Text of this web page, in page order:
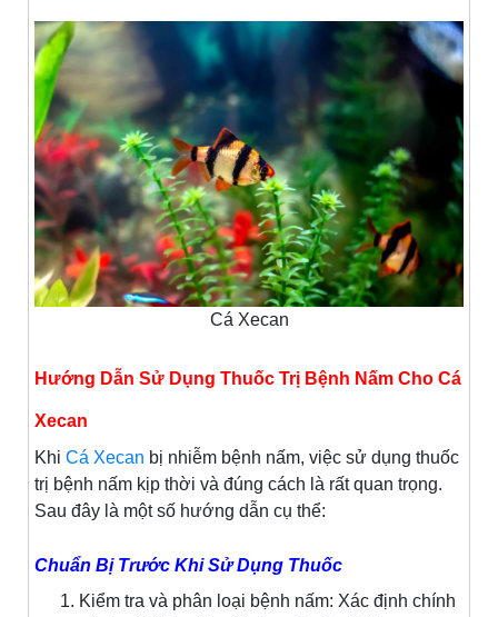
Cá Xecan
Hướng Dẫn Sử Dụng Thuốc Trị Bệnh Nấm Cho Cá
Xecan
Khi Cá Xecan bị nhiễm bệnh nấm, việc sử dụng thuốc
trị bệnh nấm kịp thời và đúng cách là rất quan trọng.
Sau đây là một số hướng dẫn cụ thể:
Chuẩn Bị Trước Khi Sử Dụng Thuốc
Kiểm tra và phân loại bệnh nấm: Xác định chính